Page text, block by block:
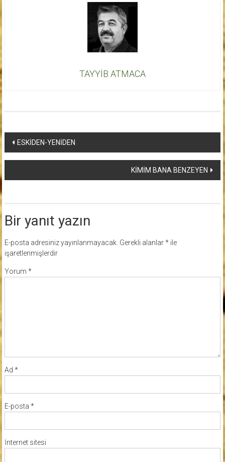
TAYYİB ATMACA
Yazı
dolaşımı
ESKİDEN-YENİDEN
KİMİM BANA BENZEYEN
Bir yanıt yazın
E-posta adresiniz yayınlanmayacak. Gerekli alanlar*ile
işaretlenmişlerdir
Yorum *
Ad *
E-posta *
İnternet sitesi